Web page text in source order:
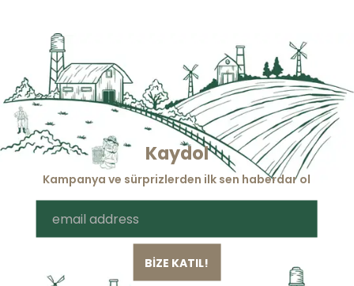
Kaydol
Kampanya ve sürprizlerden ilk sen haberdar ol
BİZE KATIL!